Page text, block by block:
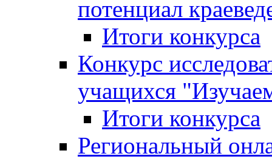
потенциал
Итоги конкурса
Конкурс
учащихся
Итоги конкурса
Региональный